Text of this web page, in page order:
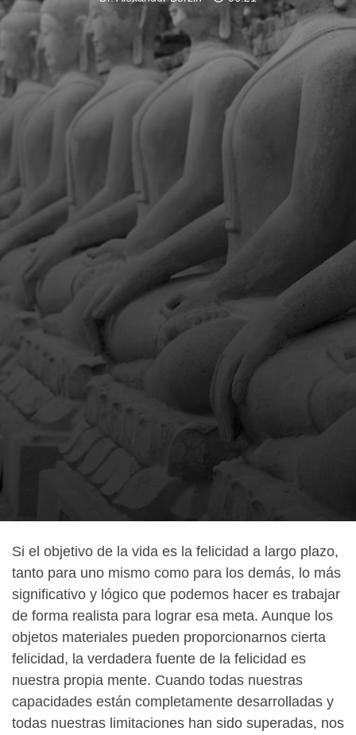
Si el objetivo de la vida es la felicidad a largo plazo,
tanto para uno mismo como para los demás, lo más
significativo y lógico que podemos hacer es trabajar
de forma realista para lograr esa meta. Aunque los
objetos materiales pueden proporcionarnos cierta
felicidad, la verdadera fuente de la felicidad es
nuestra propia mente. Cuando todas nuestras
capacidades están completamente desarrolladas y
todas nuestras limitaciones han sido superadas, nos